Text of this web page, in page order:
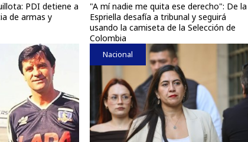
PDI detiene a
de armas y
"A mí nadie me quita ese derecho": De la
Espriella desafía a tribunal y seguirá
usando la camiseta de la Selección de
Colombia
Nacional